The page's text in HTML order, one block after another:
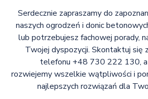
Serdecznie zapraszamy do
naszych ogrodzeń i donic
lub potrzebujesz fachowej porady,
Twojej dyspozycji. Skontaktuj się
telefonu +48 730 222 130, a
rozwiejemy wszelkie wątpliwości i
najlepszych rozwiązań dla